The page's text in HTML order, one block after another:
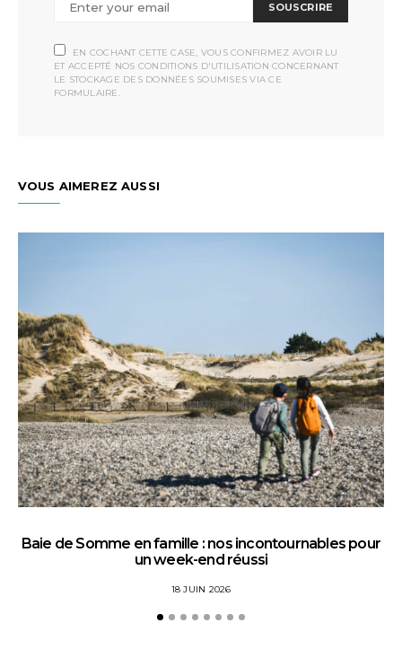
SOUSCRIRE
EN COCHANT CETTE CASE, VOUS CONFIRMEZ AVOIR LU
ET ACCEPTÉ NOS CONDITIONS D'UTILISATION CONCERNANT
LE STOCKAGE DES DONNÉES SOUMISES VIA CE
FORMULAIRE.
VOUS AIMEREZ AUSSI
Baie de Somme en famille : nos incontournables pour
un week-end réussi
18 JUIN 2026